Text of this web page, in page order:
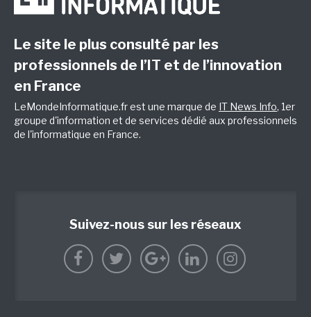
Le site le plus consulté par les
professionnels de l’IT et de l’innovation
en France
LeMondeInformatique.fr est une marque de IT News Info, 1er
groupe d'information et de services dédié aux professionnels
de l'informatique en France.
Suivez-nous sur les réseaux